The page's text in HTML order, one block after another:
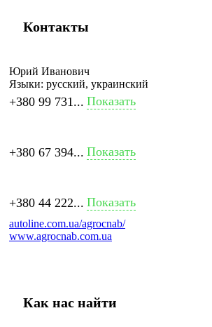
Контакты
Юрий Иванович
Языки: русский, украинский
+380 99 731... Показать
+380 67 394... Показать
+380 44 222... Показать
autoline.com.ua/agrocnab/
www.agrocnab.com.ua
Как нас найти